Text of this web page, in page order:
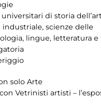
di storia
scienze delle
lingue, letteratura e
solo Arte
Vetrinisti artisti –